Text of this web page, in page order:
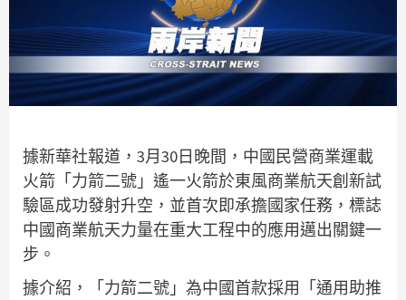
據新華社報道，3月30日晚間，中國民營商業運載
火箭「力箭二號」遙一火箭於東風商業航天創新試
驗區成功發射升空，並首次即承擔國家任務，標誌
中國商業航天力量在重大工程中的應用邁出關鍵一
步。
據介紹，「力箭二號」為中國首款採用「通用助推